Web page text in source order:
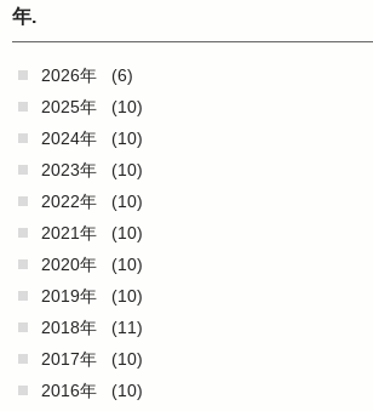
年.
2026年
(6)
2025年
(10)
2024年
(10)
2023年
(10)
2022年
(10)
2021年
(10)
2020年
(10)
2019年
(10)
2018年
(11)
2017年
(10)
2016年
(10)